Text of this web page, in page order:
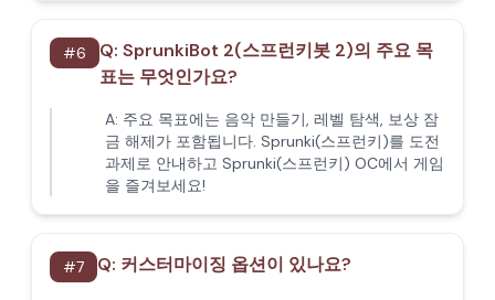
#6 Q: SprunkiBot 2(스프런키봇 2)의 주요 목
표는 무엇인가요?
A: 주요 목표에는 음악 만들기, 레벨 탐색, 보상 잠
금 해제가 포함됩니다. Sprunki(스프런키)를 도전
과제로 안내하고 Sprunki(스프런키) OC에서 게임
을 즐겨보세요!
#7 Q: 커스터마이징 옵션이 있나요?